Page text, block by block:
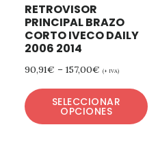
RETROVISOR
PRINCIPAL BRAZO
CORTO IVECO DAILY
2006 2014
90,91€ – 157,00€ (+ IVA)
SELECCIONAR
OPCIONES